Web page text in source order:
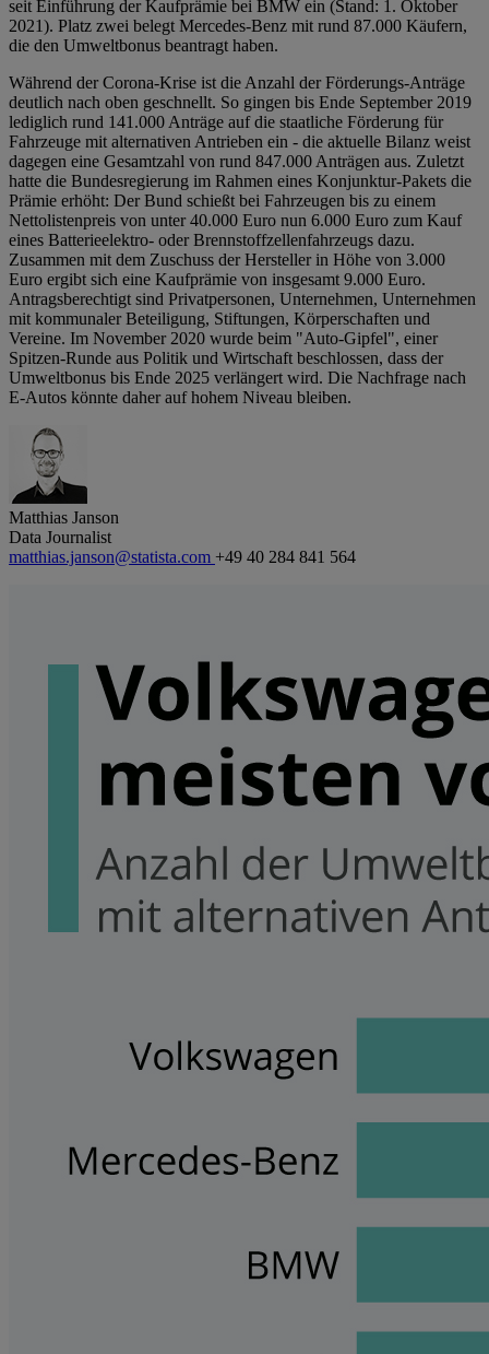
seit Einführung der Kaufprämie bei BMW ein (Stand: 1. Oktober
2021). Platz zwei belegt Mercedes-Benz mit rund 87.000 Käufern,
die den Umweltbonus beantragt haben.
Während der Corona-Krise ist die Anzahl der Förderungs-Anträge
deutlich nach oben geschnellt. So gingen bis Ende September 2019
lediglich rund 141.000 Anträge auf die staatliche Förderung für
Fahrzeuge mit alternativen Antrieben ein - die aktuelle Bilanz weist
dagegen eine Gesamtzahl von rund 847.000 Anträgen aus. Zuletzt
hatte die Bundesregierung im Rahmen eines Konjunktur-Pakets die
Prämie erhöht: Der Bund schießt bei Fahrzeugen bis zu einem
Nettolistenpreis von unter 40.000 Euro nun 6.000 Euro zum Kauf
eines Batterieelektro- oder Brennstoffzellenfahrzeugs dazu.
Zusammen mit dem Zuschuss der Hersteller in Höhe von 3.000
Euro ergibt sich eine Kaufprämie von insgesamt 9.000 Euro.
Antragsberechtigt sind Privatpersonen, Unternehmen, Unternehmen
mit kommunaler Beteiligung, Stiftungen, Körperschaften und
Vereine. Im November 2020 wurde beim "Auto-Gipfel", einer
Spitzen-Runde aus Politik und Wirtschaft beschlossen, dass der
Umweltbonus bis Ende 2025 verlängert wird. Die Nachfrage nach
E-Autos könnte daher auf hohem Niveau bleiben.
Matthias Janson
Data Journalist
matthias.janson@statista.com +49 40 284 841 564